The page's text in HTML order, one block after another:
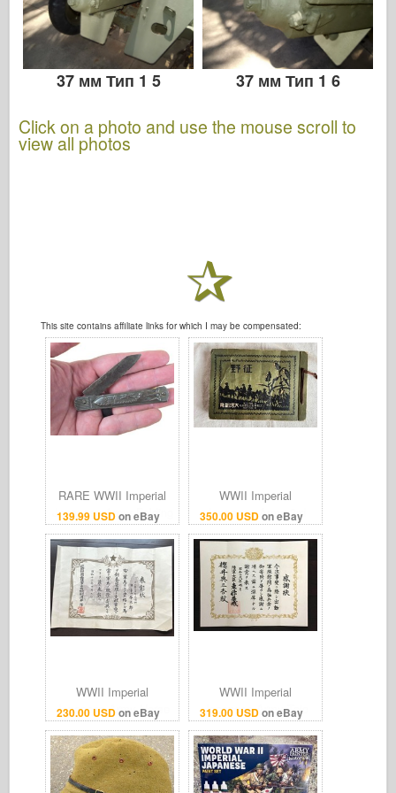
37 мм Тип 1 5 37 мм Тип 1 6
Click on a photo and use the mouse scroll to
view all photos
This site contains affiliate links for which I may be compensated:
139.99 USDon eBay
RARE WWII Imperial
Japanese Army Folding
Knife Higonokami
Fighter Plane Motif
350.00 USDon eBay
WWII Imperial
Japanese Army 3rd
Division China War
Photo Album Otsuka
Unit 1939
230.00 USDon eBay
WWII Imperial
Japanese Army Horse
Requisition Award
Document 1941 Signed
General
319.00 USDon eBay
WWII Imperial
Japanese Army Tojo
Hideki Signed
Appreciation Certificate
1941